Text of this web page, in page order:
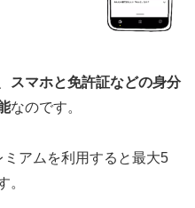
スマホと免許証などの身分
なのです。
アムを利用すると最大5
。